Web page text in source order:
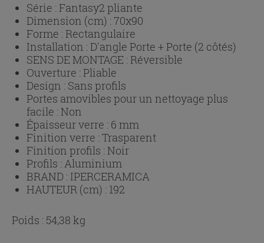
Série :Fantasy2 pliante
Dimension (cm) :70x90
Forme :Rectangulaire
Installation :D'angle Porte + Porte (2 côtés)
SENS DE MONTAGE :Réversible
Ouverture :Pliable
Design : Sans profils
Portes amovibles pour un nettoyage plus
facile :Non
Épaisseur verre : 6 mm
Finition verre :Trasparent
Finition profils :Noir
Profils :Aluminium
BRAND : IPERCERAMICA
HAUTEUR (cm) : 192
Poids : 54,38 kg